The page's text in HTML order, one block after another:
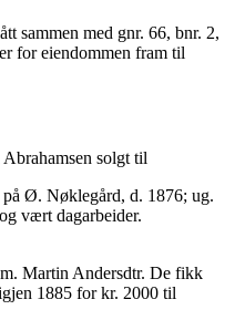
sammen med gnr. 66, bnr. 2,
for eiendommen fram til
solgt til
Ø. Nøklegård, d. 1876; ug.
vært dagarbeider.
Martin Andersdtr. De fikk
1885 for kr. 2000 til